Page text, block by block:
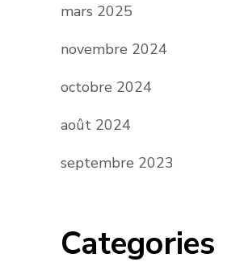
mars 2025
novembre 2024
octobre 2024
août 2024
septembre 2023
Categories